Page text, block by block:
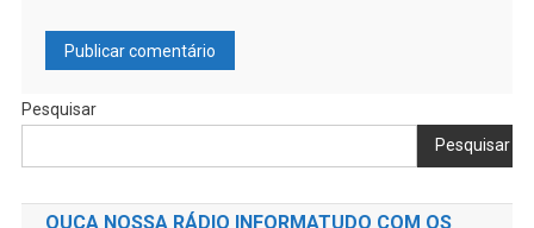
Pesquisar
Pesquisar
OUÇA NOSSA RÁDIO INFORMATUDO COM OS